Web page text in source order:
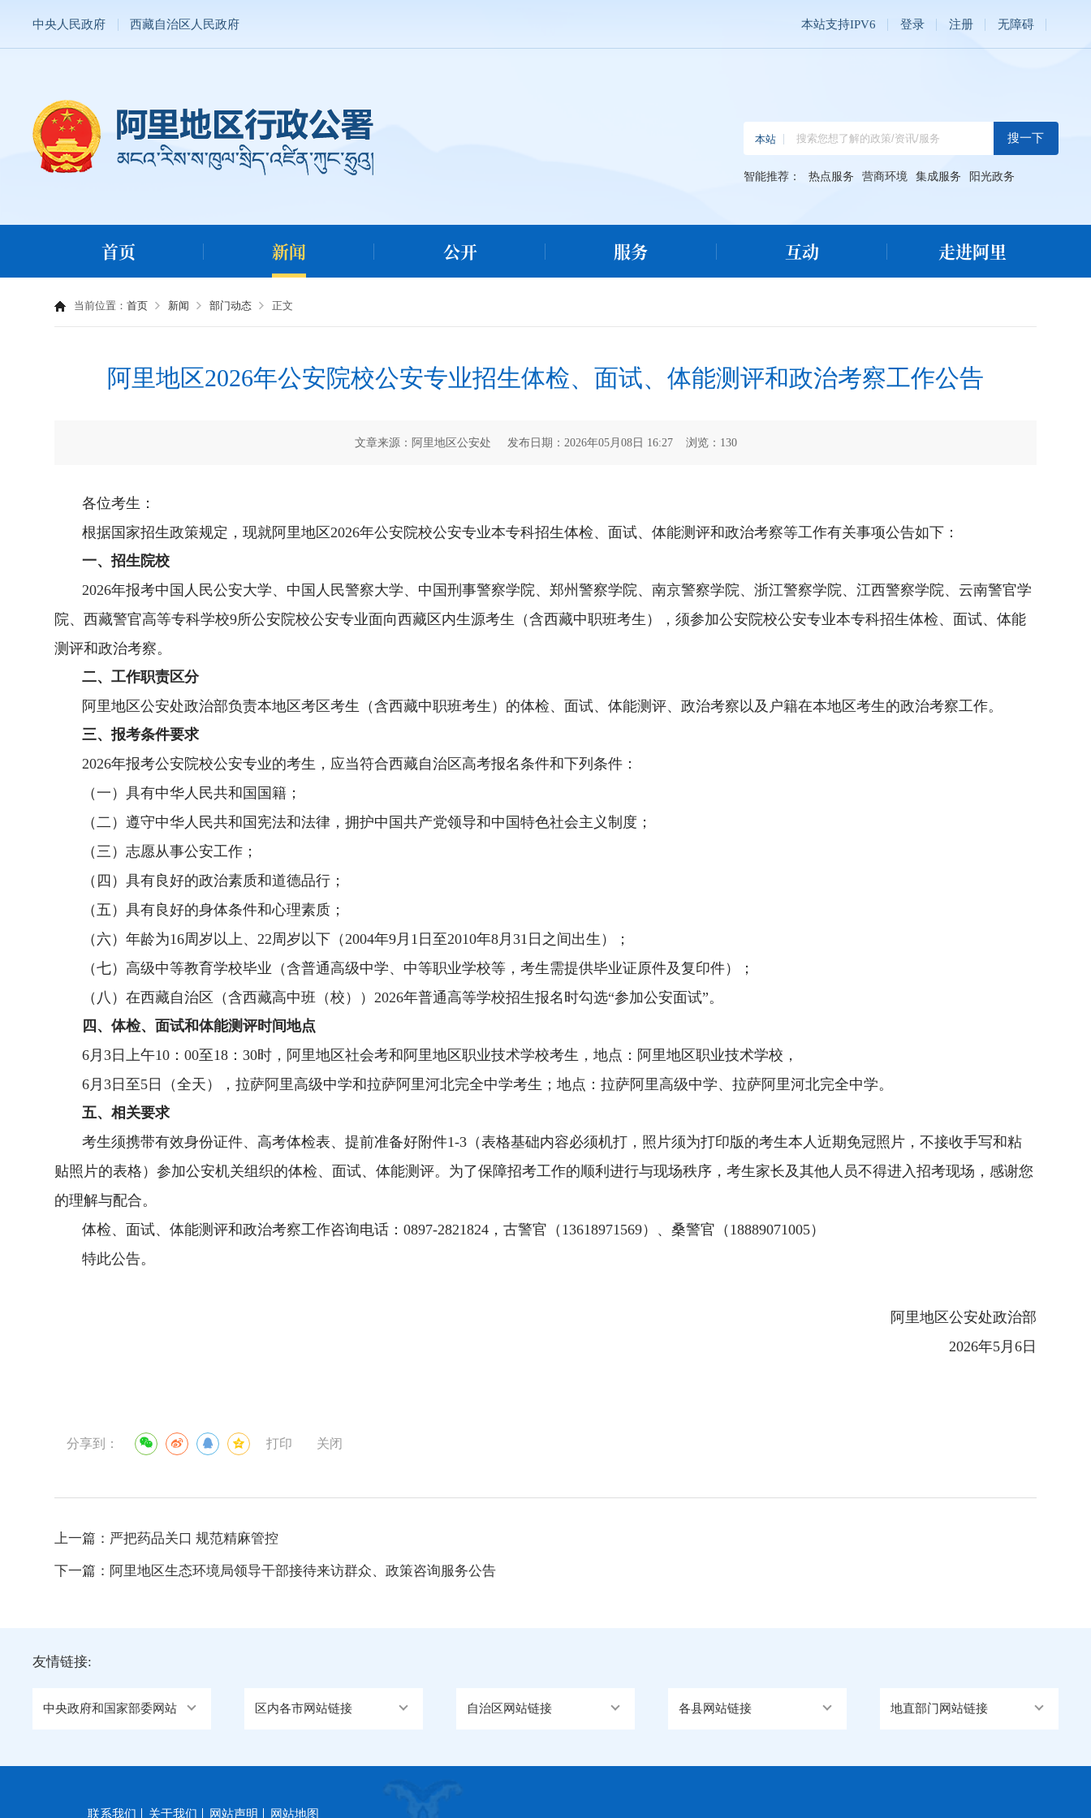
中央人民政府 西藏自治区人民政府 本站支持IPV6 登录 注册 无障碍
智能推荐： 热点服务 营商环境 集成服务 阳光政务
首页 新闻 公开 服务 互动 走进阿里
当前位置：首页 新闻 部门动态 正文
阿里地区2026年公安院校公安专业招生体检、面试、体能测评和政治考察工作公告
文章来源：阿里地区公安处 发布日期：2026年05月08日 16:27 浏览： 130
各位考生：
根据国家招生政策规定，现就阿里地区2026年公安院校公安专业本专科招生体检、面试、体能测评和政治考察等工作有关事项公告如下：
一、招生院校
2026年报考中国人民公安大学、中国人民警察大学、中国刑事警察学院、郑州警察学院、南京警察学院、浙江警察学院、江西警察学院、云南警官学
院、西藏警官高等专科学校9所公安院校公安专业面向西藏区内生源考生（含西藏中职班考生） ，须参加公安院校公安专业本专科招生体检、面试、体能
测评和政治考察。
二、工作职责区分
阿里地区公安处政治部负责本地区考区考生（含西藏中职班考生）的体检、面试、体能测评、政治考察以及户籍在本地区考生的政治考察工作。
三、报考条件要求
2026年报考公安院校公安专业的考生，应当符合西藏自治区高考报名条件和下列条件：
（一）具有中华人民共和国国籍；
（二）遵守中华人民共和国宪法和法律，拥护中国共产党领导和中国特色社会主义制度；
（三）志愿从事公安工作；
（四）具有良好的政治素质和道德品行；
（五）具有良好的身体条件和心理素质；
（六）年龄为16周岁以上、22周岁以下（2004年9月 1 日至2010年8月31 日之间出生）；
（七）高级中等教育学校毕业（含普通高级中学、中等职业学校等，考生需提供毕业证原件及复印件）；
（八）在西藏自治区（含西藏高中班（校））2026年普通高等学校招生报名时勾选“参加公安面试”。
四、体检、面试和体能测评时间地点
6月3 日上午10 ：00至18 ：30时 ，阿里地区社会考和 阿里地区职业技术学校考生，地点：阿里地区职业技术学校 ，
6月3 日至5 日（全天） ，拉萨阿里高级中学和拉萨阿里河北完全中学考生；地点 ：拉萨阿里高级中学、拉萨阿里河北完全中学。
五、相关要求
考生须携带有效身份证件、高考体检表、提前准备好附件1-3 （表格基础内容必须机打，照片须为打印版的考生本人近期免冠照片，不接收手写和粘
贴照片的表格）参加公安机关组织的体检、面试、体能测评。为了保障招考工作的顺利进行与现场秩序，考生家长及其他人员不得进入招考现场，感谢您
的理解与配合。
体检、面试、体能测评和政治考察工作咨询电话 ：0897-2821824 ，古警官 （ 13618971569）、桑警官 （ 18889071005）
特此公告。
阿里地区公安处政治部
2026年5月 6日
分享到： 打印 关闭
上一篇： 严把药品关口 规范精麻管控
下一篇： 阿里地区生态环境局领导干部接待来访群众、政策咨询服务公告
友情链接:
中央政府和国家部委网站 区内各市网站链接 自治区网站链接 各县网站链接 地直部门网站链接
联系我们 关于我们 网站声明 网站地图